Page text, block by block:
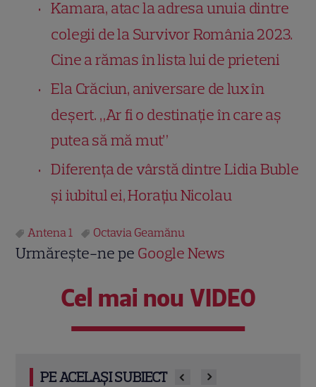
Kamara, atac la adresa unuia dintre
colegii de la Survivor România 2023.
Cine a rămas în lista lui de prieteni
Ela Crăciun, aniversare de lux în
deșert. „Ar fi o destinație în care aș
putea să mă mut”
Diferența de vârstă dintre Lidia Buble
și iubitul ei, Horațiu Nicolau
Antena 1 Octavia Geamănu
Urmărește-ne pe Google News
Cel mai nou VIDEO
PE ACELAȘI SUBIECT